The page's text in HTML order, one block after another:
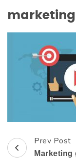
Post
Prev Post